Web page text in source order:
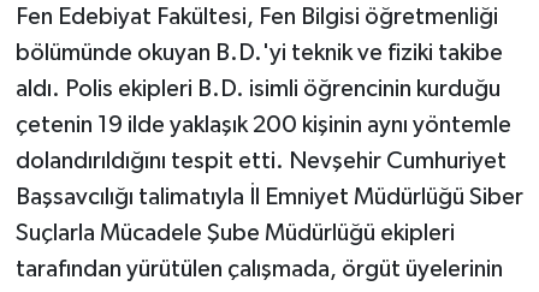
Fen Edebiyat Fakültesi, Fen Bilgisi öğretmenliği
bölümünde okuyan B.D.'yi teknik ve fiziki takibe
aldı. Polis ekipleri B.D. isimli öğrencinin kurduğu
çetenin 19 ilde yaklaşık 200 kişinin aynı yöntemle
dolandırıldığını tespit etti. Nevşehir Cumhuriyet
Başsavcılığı talimatıyla İl Emniyet Müdürlüğü Siber
Suçlarla Mücadele Şube Müdürlüğü ekipleri
tarafından yürütülen çalışmada, örgüt üyelerinin